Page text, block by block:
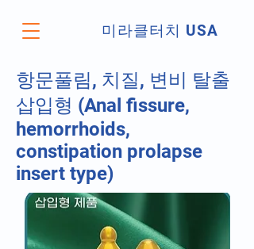
미라클터치 USA
항문풀림, 치질, 변비 탈출
삽입형 (Anal fissure,
hemorrhoids,
constipation prolapse
insert type)